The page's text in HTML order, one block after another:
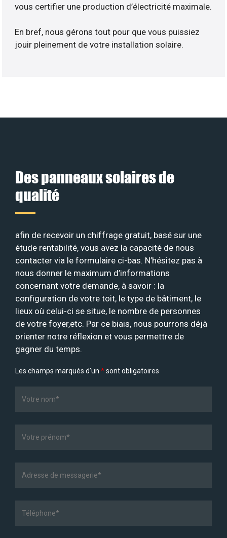
vous certifier une production d’électricité maximale.
En bref, nous gérons tout pour que vous puissiez
jouir pleinement de votre installation solaire.
Des panneaux solaires de
qualité
afin de recevoir un chiffrage gratuit, basé sur une
étude rentabilité, vous avez la capacité de nous
contacter via le formulaire ci-bas. N’hésitez pas à
nous donner le maximum d’informations
concernant votre demande, à savoir : la
configuration de votre toit, le type de bâtiment, le
lieux où celui-ci se situe, le nombre de personnes
de votre foyer,etc. Par ce biais, nous pourrons déjà
orienter notre réflexion et vous permettre de
gagner du temps.
Les champs marqués d’un *sont obligatoires